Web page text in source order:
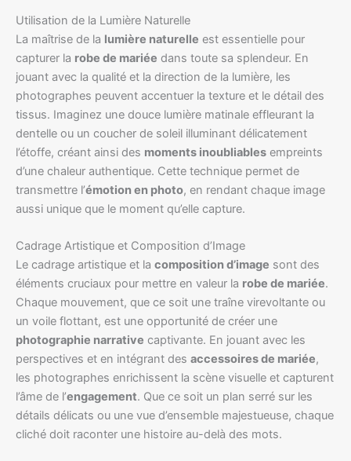
Utilisation de la Lumière Naturelle
La maîtrise de la lumière naturelle est essentielle pour
capturer la robe de mariée dans toute sa splendeur. En
jouant avec la qualité et la direction de la lumière, les
photographes peuvent accentuer la texture et le détail des
tissus. Imaginez une douce lumière matinale effleurant la
dentelle ou un coucher de soleil illuminant délicatement
l’étoffe, créant ainsi des moments inoubliables empreints
d’une chaleur authentique. Cette technique permet de
transmettre l’émotion en photo, en rendant chaque image
aussi unique que le moment qu’elle capture.
Cadrage Artistique et Composition d’Image
Le cadrage artistique et la composition d’image sont des
éléments cruciaux pour mettre en valeur la robe de mariée.
Chaque mouvement, que ce soit une traîne virevoltante ou
un voile flottant, est une opportunité de créer une
photographie narrative captivante. En jouant avec les
perspectives et en intégrant des accessoires de mariée,
les photographes enrichissent la scène visuelle et capturent
l’âme de l’engagement. Que ce soit un plan serré sur les
détails délicats ou une vue d’ensemble majestueuse, chaque
cliché doit raconter une histoire au-delà des mots.